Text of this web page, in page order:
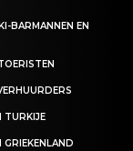
BARMANNEN EN
TURKIJE